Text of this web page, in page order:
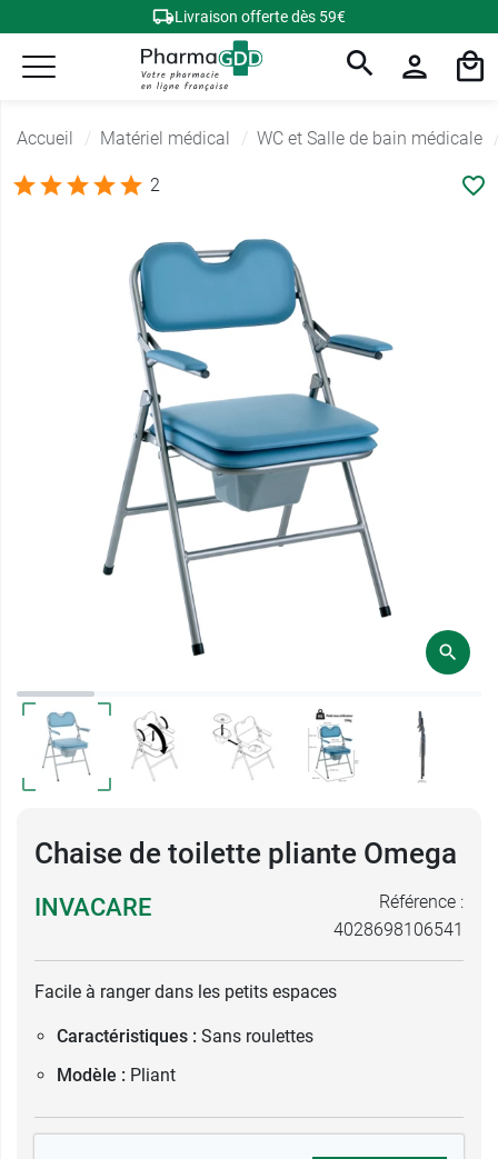
Livraison offerte dès 59€
Accueil Matériel médical WC et Salle de bain médicale
2
Chaise de toilette pliante Omega
INVACARE
Référence :
4028698106541
Facile à ranger dans les petits espaces
Caractéristiques : Sans roulettes
Modèle : Pliant